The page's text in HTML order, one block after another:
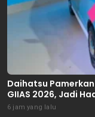
Daihatsu
GIIAS 2026, Jadi
6 jam yang lalu